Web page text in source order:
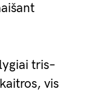
tris–
vis